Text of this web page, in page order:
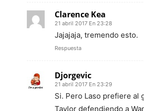
Clarence Kea
21 abril 2017 En 23:28
Jajajaja, tremendo esto.
Respuesta
Djorgevic
21 abril 2017 En 23:29
Si. Pero Laso prefiere al
Taylor defendiendo a